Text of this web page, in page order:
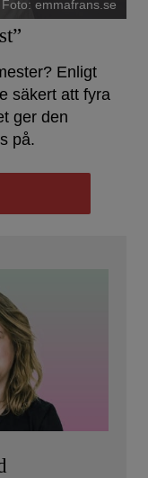
Foto: emmafrans.se
Enligt
säkert att fyra
ger den
på.